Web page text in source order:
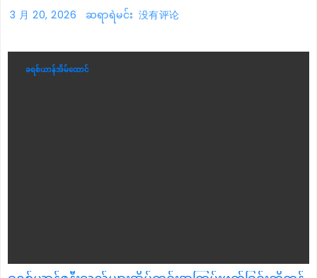
3 月 20, 2026 ဆရာရဲမင်း 没有评论
ခရစ်ယာန်အိမ်ထောင်